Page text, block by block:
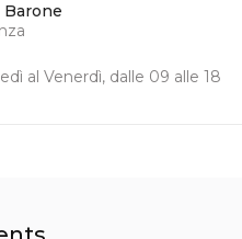
Barone
al Venerdì, dalle 09 alle 18